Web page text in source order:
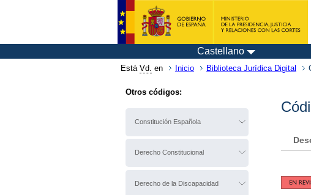
Castellano
Está Vd. en Inicio Biblioteca Jurídica Digital
Otros códigos:
Constitución Española
Derecho Constitucional
Derecho de la Discapacidad